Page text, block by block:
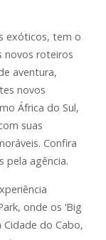
exóticos, tem o
novos roteiros
aventura,
novos
África do Sul,
suas
Confira
pela agência.
onde os ‘Big
Cidade do Cabo,